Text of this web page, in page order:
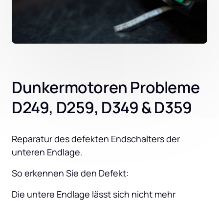
Dunkermotoren Probleme
D249, D259, D349 & D359
Reparatur des defekten Endschalters der
unteren Endlage.
So erkennen Sie den Defekt:
Die untere Endlage lässt sich nicht mehr